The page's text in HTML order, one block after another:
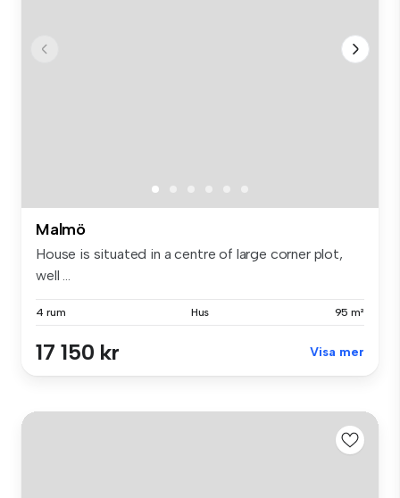
Malmö
House is situated in a centre of large corner plot,
well ...
4 rum Hus 95 m²
17 150 kr Visa mer